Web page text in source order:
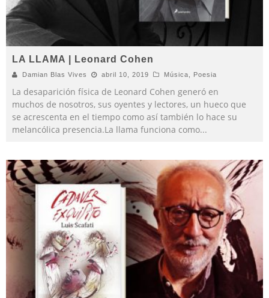
LA LLAMA | Leonard Cohen
Damian Blas Vives abril 10, 2019 Música Poesia
La desaparición física de Leonard Cohen generó en
muchos de nosotros, sus oyentes y lectores, un hueco que
se acrescenta en el tiempo como así también lo hace su
melancólica presencia.La llama funciona como...